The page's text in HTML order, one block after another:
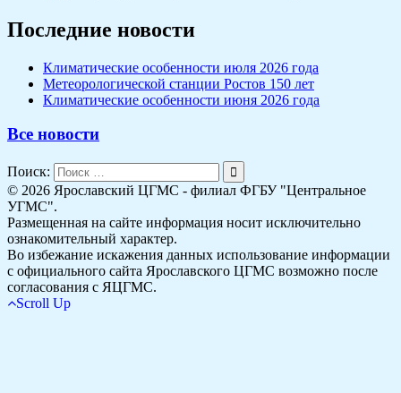
Последние новости
Климатические особенности июля 2026 года
Метеорологической станции Ростов 150 лет
Климатические особенности июня 2026 года
Все новости
Поиск:
© 2026 Ярославский ЦГМС - филиал ФГБУ "Центральное
УГМС".
Размещенная на сайте информация носит исключительно
ознакомительный характер.
Во избежание искажения данных использование информации
с официального сайта Ярославского ЦГМС возможно после
согласования с ЯЦГМС.
Scroll Up